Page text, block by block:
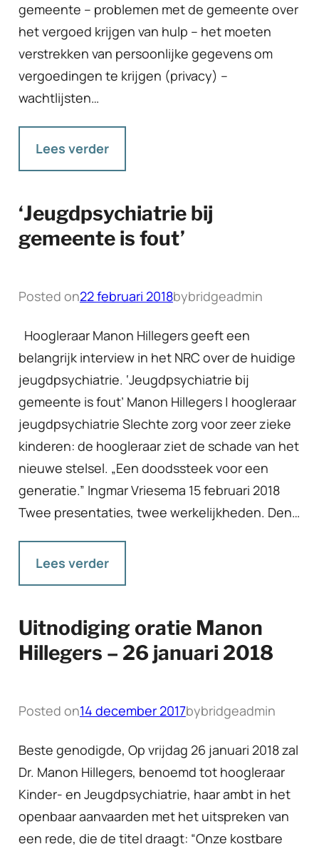
gemeente – problemen met de gemeente over
het vergoed krijgen van hulp – het moeten
verstrekken van persoonlijke gegevens om
vergoedingen te krijgen (privacy) –
wachtlijsten…
Lees verder
‘Jeugdpsychiatrie bij
gemeente is fout’
Posted on22 februari 2018bybridgeadmin
Hoogleraar Manon Hillegers geeft een
belangrijk interview in het NRC over de huidige
jeugdpsychiatrie. ‘Jeugdpsychiatrie bij
gemeente is fout’ Manon Hillegers | hoogleraar
jeugdpsychiatrie Slechte zorg voor zeer zieke
kinderen: de hoogleraar ziet de schade van het
nieuwe stelsel. „Een doodssteek voor een
generatie.” Ingmar Vriesema 15 februari 2018
Twee presentaties, twee werkelijkheden. Den…
Lees verder
Uitnodiging oratie Manon
Hillegers – 26 januari 2018
Posted on14 december 2017bybridgeadmin
Beste genodigde, Op vrijdag 26 januari 2018 zal
Dr. Manon Hillegers, benoemd tot hoogleraar
Kinder- en Jeugdpsychiatrie, haar ambt in het
openbaar aanvaarden met het uitspreken van
een rede, die de titel draagt: “Onze kostbare